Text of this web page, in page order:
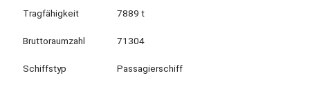
Tragfähigkeit 7889 t
Bruttoraumzahl 71304
Schiffstyp Passagierschiff